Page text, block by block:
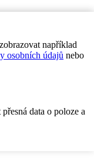
například
osobních údajů nebo
data o poloze a